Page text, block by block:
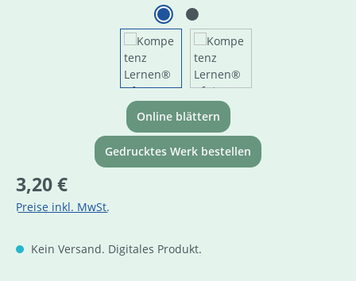
Online blättern
Gedrucktes Werk bestellen
Regulärer Preis:
3,20 €
Preise inkl. MwSt.
Kein Versand. Digitales Produkt.